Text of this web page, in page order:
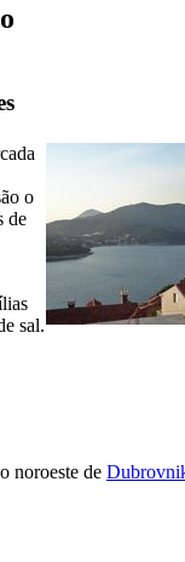
o
de
sal.
noroeste de